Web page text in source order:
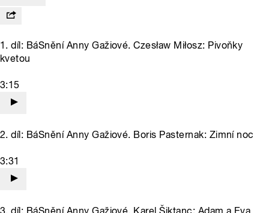
1. díl: BáSnění Anny Gažiové. Czesław Miłosz: Pivoňky
kvetou
3:15
2. díl: BáSnění Anny Gažiové. Boris Pasternak: Zimní noc
3:31
3. díl: BáSnění Anny Gažiové. Karel Šiktanc: Adam a Eva